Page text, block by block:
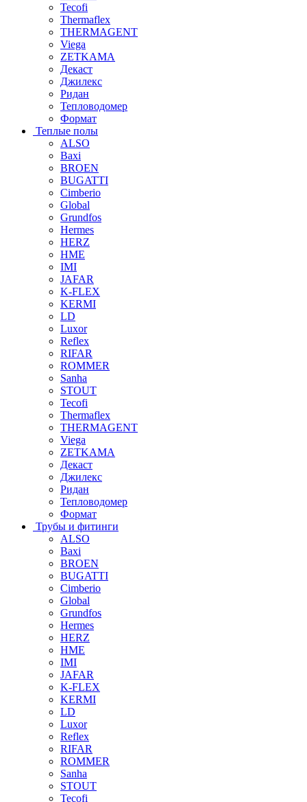
Tecofi
Thermaflex
THERMAGENT
Viega
ZETKAMA
Декаст
Джилекс
Ридан
Тепловодомер
Формат
Теплые полы
ALSO
Baxi
BROEN
BUGATTI
Cimberio
Global
Grundfos
Hermes
HERZ
HME
IMI
JAFAR
K-FLEX
KERMI
LD
Luxor
Reflex
RIFAR
ROMMER
Sanha
STOUT
Tecofi
Thermaflex
THERMAGENT
Viega
ZETKAMA
Декаст
Джилекс
Ридан
Тепловодомер
Формат
Трубы и фитинги
ALSO
Baxi
BROEN
BUGATTI
Cimberio
Global
Grundfos
Hermes
HERZ
HME
IMI
JAFAR
K-FLEX
KERMI
LD
Luxor
Reflex
RIFAR
ROMMER
Sanha
STOUT
Tecofi